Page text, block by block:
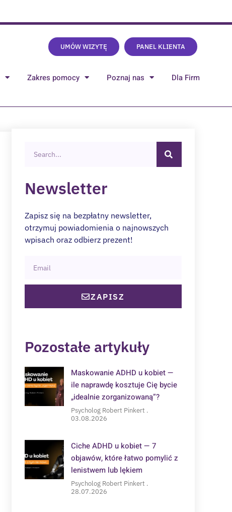
UMÓW WIZYTĘ PANEL KLIENTA
Zakres pomocy Poznaj nas Dla Firm
Newsletter
Zapisz się na bezpłatny newsletter,
otrzymuj powiadomienia o najnowszych
wpisach oraz odbierz prezent!
ZAPISZ
Pozostałe artykuły
Maskowanie ADHD u kobiet —
ile naprawdę kosztuje Cię bycie
„idealnie zorganizowaną”?
Psycholog Robert Pinkert
03.08.2026
Ciche ADHD u kobiet — 7
objawów, które łatwo pomylić z
lenistwem lub lękiem
Psycholog Robert Pinkert
28.07.2026